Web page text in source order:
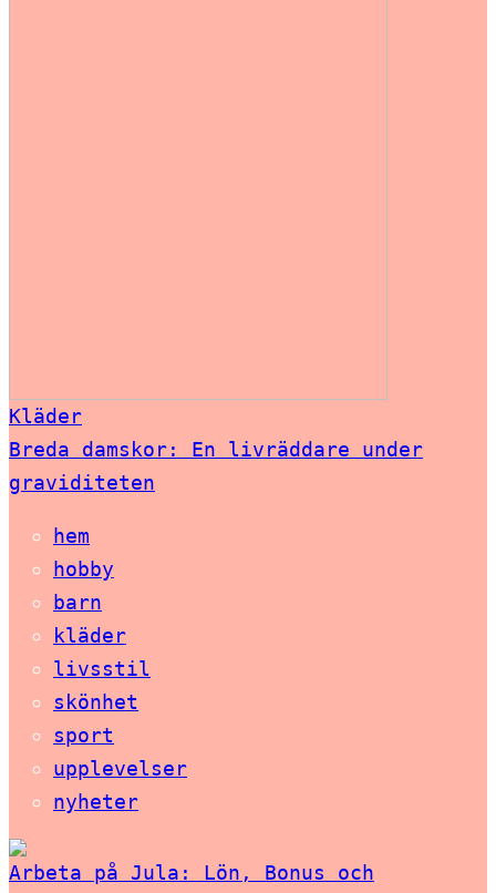
Kläder
Breda damskor: En livräddare under
graviditeten
hem
hobby
barn
kläder
livsstil
skönhet
sport
upplevelser
nyheter
Arbeta på Jula: Lön, Bonus och